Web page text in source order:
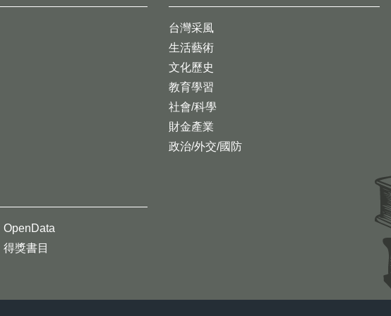
台灣采風
生活藝術
文化歷史
教育學習
社會/科學
財金產業
政治/外交/國防
OpenData
得獎書目